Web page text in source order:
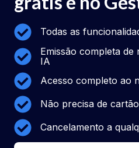
Todas as
Emissão completa de
IA
Acesso completo ao
Não precisa de
Cancelamento a